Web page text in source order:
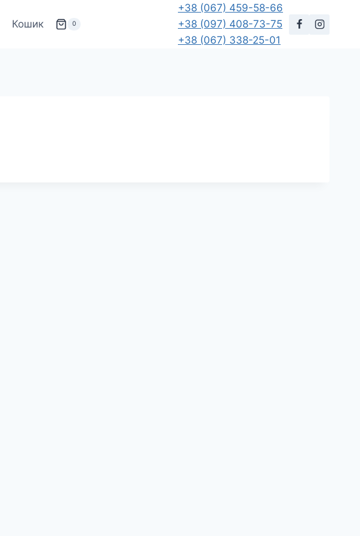
Кошик 0
+38 (067) 459-58-66
+38 (097) 408-73-75
+38 (067) 338-25-01